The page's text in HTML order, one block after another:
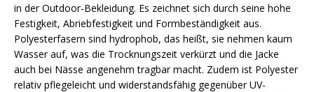
in der Outdoor-Bekleidung. Es zeichnet sich durch seine hohe
Festigkeit, Abriebfestigkeit und Formbeständigkeit aus.
Polyesterfasern sind hydrophob, das heißt, sie nehmen kaum
Wasser auf, was die Trocknungszeit verkürzt und die Jacke
auch bei Nässe angenehm tragbar macht. Zudem ist Polyester
relativ pflegeleicht und widerstandsfähig gegenüber UV-